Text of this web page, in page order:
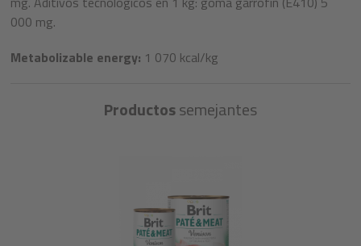
000 mg.
Metabolizable energy: 1 070 kcal/kg
Productossemejantes